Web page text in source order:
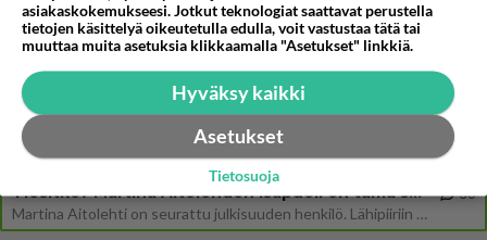
Uuden TTK-juontajan ympärillä epätietoisuus sakenee - Nyt MTV hämmentää soppaa
Mitä tuot pöytään parisuhteessa? 425
Martinan bisneksillä ei mene hyvin
https://www.iltalehti.fi/viihdeuutiset/a/c46da6ab-340f-4790-aaa7-0865eed2336 Yrityksen konkurssihakemus on tullut kärä
301
Tiesitkö? Martina Aitolehden isäpuoli on tämä suosittu laulaja
Martina Aitolehti on seurattu julkisuuden henkilö. Lähipiiriin mahtuu muitakin tunnettuja henkilöitä. Tiesitkö, että Ma
30
asiakaskokemukseesi. Jotkut teknologiat saattavat perustella
tietojen käsittelyä oikeutetulla edulla, voit vastustaa tätä tai
muuttaa muita asetuksia klikkaamalla "Asetukset" linkkiä.
Hyväksy kaikki
Asetukset
Tietosuoja